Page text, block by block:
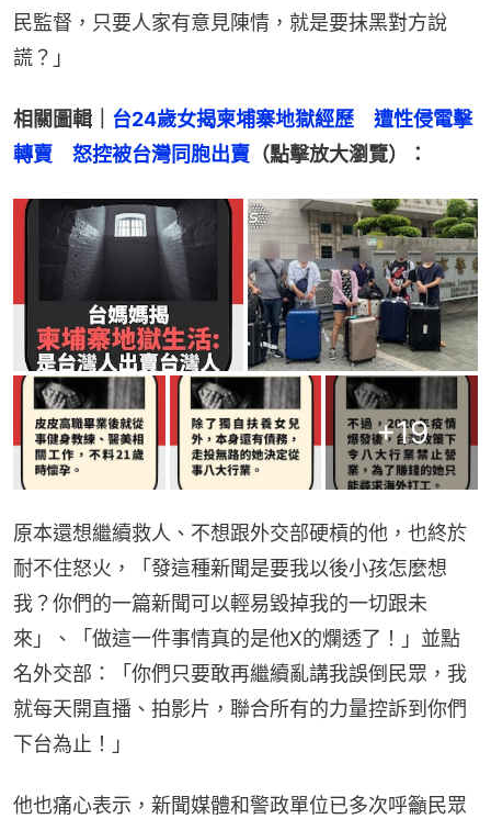
民監督，只要人家有意見陳情，就是要抹黑對方說
謊？」
相關圖輯｜ 台24歲女揭柬埔寨地獄經歷　遭性侵電擊
轉賣　怒控被台灣同胞出賣 （點擊放大瀏覽）：
+19
原本還想繼續救人、不想跟外交部硬槓的他，也終於
耐不住怒火，「發這種新聞是要我以後小孩怎麼想
我？你們的一篇新聞可以輕易毀掉我的一切跟未
來」、「做這一件事情真的是他X的爛透了！」並點
名外交部：「你們只要敢再繼續亂講我誤倒民眾，我
就每天開直播、拍影片，聯合所有的力量控訴到你們
下台為止！」
他也痛心表示，新聞媒體和警政單位已多次呼籲民眾